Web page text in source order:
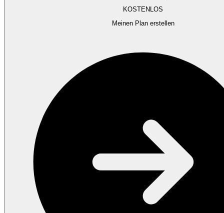
KOSTENLOS
Meinen Plan erstellen